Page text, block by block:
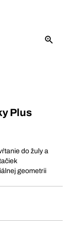
Plus
do žuly a
geometrii